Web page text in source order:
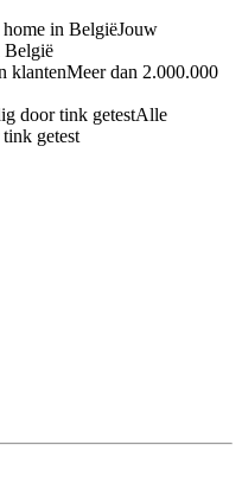
Jouw
België
Meer dan 2.000.000
Alle
getest